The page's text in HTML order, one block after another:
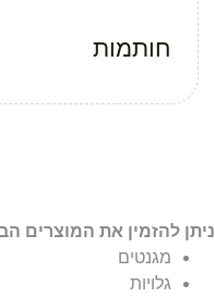
חותמות
ניתן להזמין את המוצרים
מגנטים
גלויות